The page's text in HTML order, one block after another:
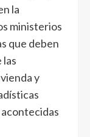
la
ministerios
que deben
y